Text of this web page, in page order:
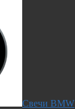
Свечи BMW